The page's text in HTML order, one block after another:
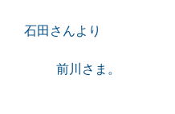
石田さんより
前川さま。